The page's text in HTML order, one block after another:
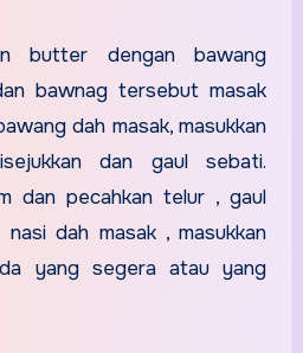
butter dengan bawang
bawnag tersebut masak
dah masak, masukkan
dan gaul sebati.
dan pecahkan telur , gaul
dah masak , masukkan
yang segera atau yang